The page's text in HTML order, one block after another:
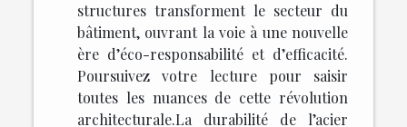
structures transforment le secteur du
bâtiment, ouvrant la voie à une nouvelle
ère d’éco-responsabilité et d’efficacité.
Poursuivez votre lecture pour saisir
toutes les nuances de cette révolution
architecturale.La durabilité de l’acier